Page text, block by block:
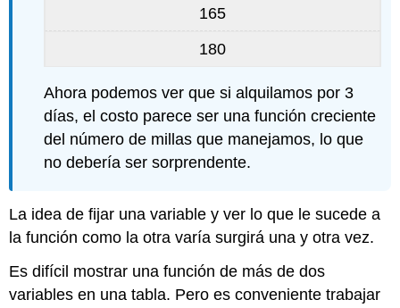
165
180
Ahora podemos ver que si alquilamos por 3
días, el costo parece ser una función creciente
del número de millas que manejamos, lo que
no debería ser sorprendente.
La idea de fijar una variable y ver lo que le sucede a
la función como la otra varía surgirá una y otra vez.
Es difícil mostrar una función de más de dos
variables en una tabla. Pero es conveniente trabajar